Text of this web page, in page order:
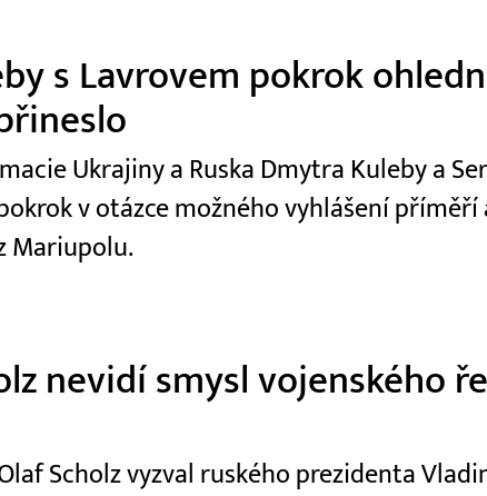
s Lavrovem pokrok
Ukrajiny a Ruska Dmytra Kuleby a
v otázce možného vyhlášení
Mariupolu.
nevidí smysl vojenského
Scholz vyzval ruského prezidenta